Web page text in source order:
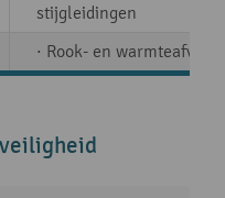
stijgleidingen
· Rook- en warmteafvoer